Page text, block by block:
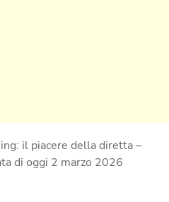
il piacere della diretta –
di oggi 2 marzo 2026